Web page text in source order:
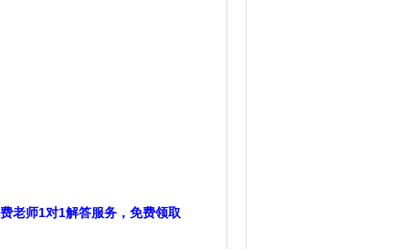
老师1对1解答服务，免费领取